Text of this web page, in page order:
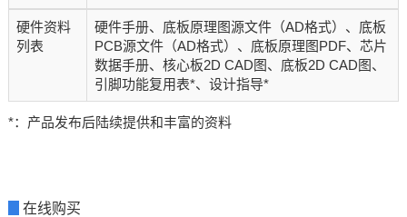
硬件资料
列表
硬件手册、底板原理图源文件（AD格式）、底板
PCB源文件（AD格式）、底板原理图PDF、芯片
数据手册、核心板2D CAD图、底板2D CAD图、
引脚功能复用表*、设计指导*
*：产品发布后陆续提供和丰富的资料
在线购买